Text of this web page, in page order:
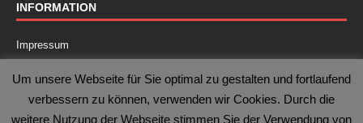
INFORMATION
Impressum
Kontakt
Um unsere Webseite für Sie optimal zu gestalten und fortlaufend
verbessern zu können, verwenden wir Cookies. Durch die
weitere Nutzung der Webseite stimmen Sie der Verwendung von